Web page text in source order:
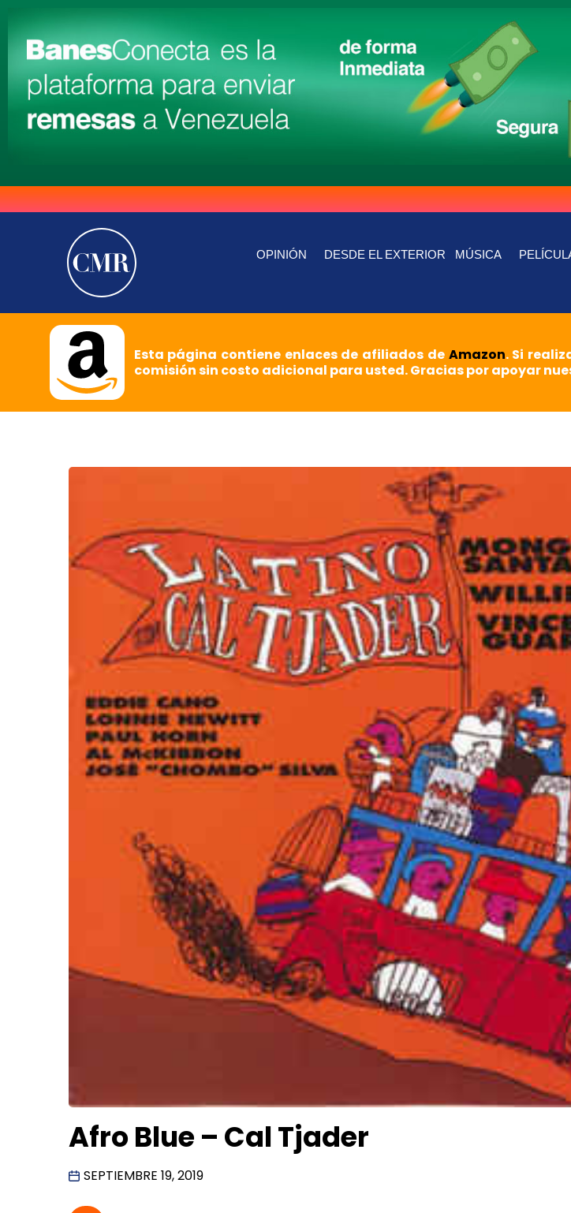
OPINIÓN DESDE EL EXTERIOR MÚSICA
Esta página contiene enlaces de afiliados de Amazon. Si
comisión sin costo adicional para usted. Gracias por apoyar
Afro Blue – Cal Tjader
SEPTIEMBRE 19, 2019